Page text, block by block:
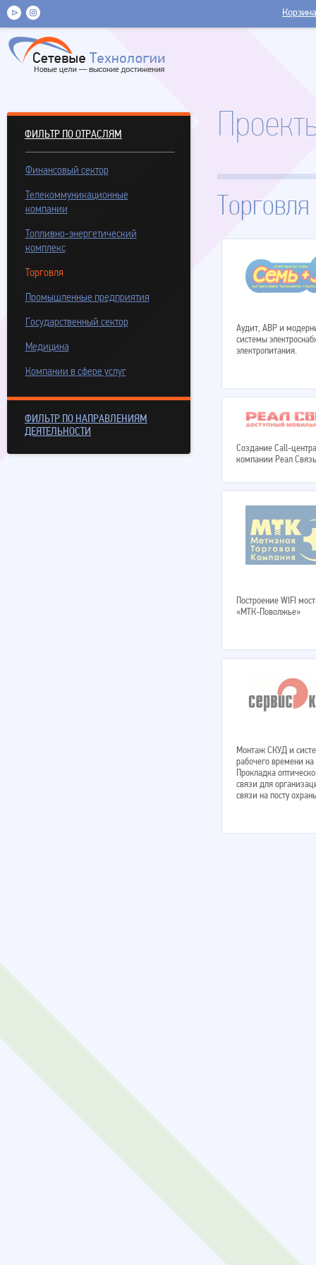
Корзина
ФИЛЬТР ПО ОТРАСЛЯМ
Финансовый сектор
Телекоммуникационные
компании
Топливно-энергетический
комплекс
Торговля
Промышленные предприятия
Государственный сектор
Медицина
Компании в сфере услуг
ФИЛЬТР ПО НАПРАВЛЕНИЯМ
ДЕЯТЕЛЬНОСТИ
Торговля
Аудит, АВР и
системы
электропитания.
Создание Call-
компании Реал
Построение WIFI
«МТК-Поволжье»
Монтаж СКУД и
рабочего времени на
Прокладка
связи для
связи на посту